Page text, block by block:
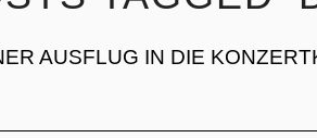
AUSFLUG IN DIE